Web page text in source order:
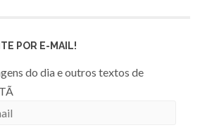
POR E-MAIL!
do dia e outros textos de